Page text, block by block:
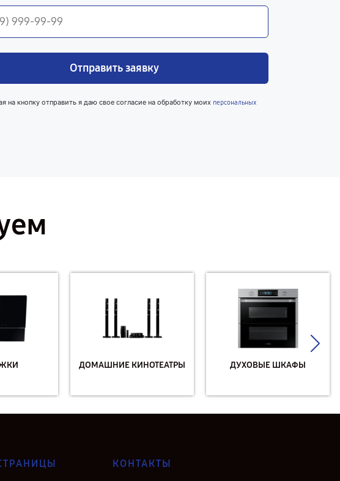
Отправить заявку
на кнопку отправить я даю свое согласие на обработку моих персональных
ДОМАШНИЕ КИНОТЕАТРЫ ДУХОВЫЕ ШКАФЫ
КОНТАКТЫ